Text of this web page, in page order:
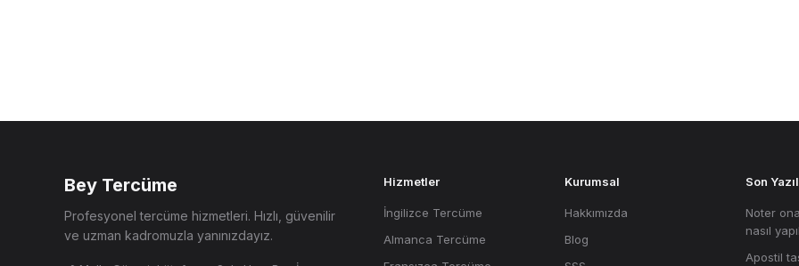
Bey Tercüme
Profesyonel tercüme hizmetleri. Hızlı, güvenilir
ve uzman kadromuzla yanınızdayız.
Hizmetler
İngilizce Tercüme
Almanca Tercüme
Kurumsal
Hakkımızda
Blog
Son
Noter
nasıl
Apostil